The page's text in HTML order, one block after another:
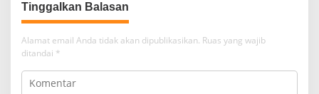
Tinggalkan Balasan
Alamat email Anda tidak akan dipublikasikan. Ruas yang wajib
ditandai *